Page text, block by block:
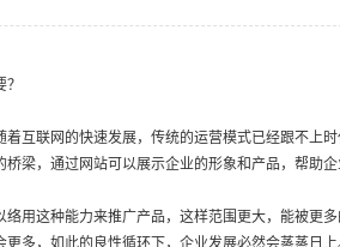
联网的快速发展，传统的运营模式已经跟不上
梁，通过网站可以展示企业的形象和产品，帮助企
这种能力来推广产品，这样范围更大，能被更
多，如此的良性循环下，企业发展必然会蒸蒸日上